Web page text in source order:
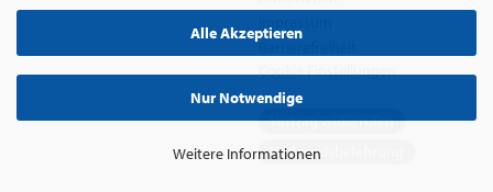
Alle Akzeptieren
Nur Notwendige
Weitere Informationen
Cookie Einstellungen
Vertrag widerrufen
Widerrufsbelehrung